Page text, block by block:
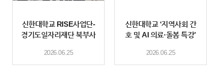
신한대학교 RISE사업단-
경기도일자리재단 북부사
자리 활성화 위한
2026.06.25
신한대학교 ‘지역사회 간
호 및 AI 의료·돌봄 특강’
와 AI·디지
2026.06.25